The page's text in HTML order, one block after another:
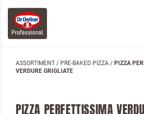
ASSORTIMENT / PRE-BAKED PIZZA / PIZZA
VERDURE GRIGLIATE
PIZZA PERFETTISSIMA